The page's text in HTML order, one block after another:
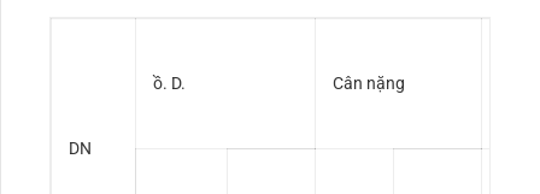
DN
ồ. D. Cân nặng